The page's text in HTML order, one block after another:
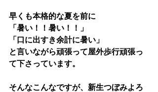
早くも本格的な夏を前に
「暑い！！暑い！！」
「口に出すき余計に暑い」
と言いながら頑張って屋外歩行頑張っ
て下さっています。
そんなこんなですが、新生つぼみよろ